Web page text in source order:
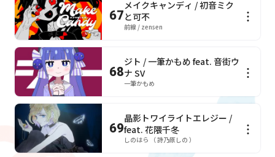
67
メイクキャンディ / 初音ミク
と可不
前線 / zensen
68
ジト / 一筆かもめ feat. 音街ウ
ナ SV
一筆かもめ
69
晶影トワイライトエレジー /
feat. 花隈千冬
しのはら （ 詩乃原しの ）